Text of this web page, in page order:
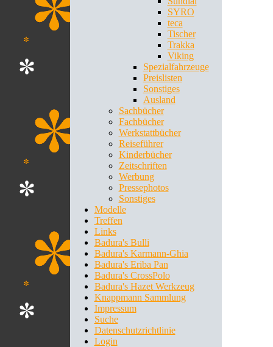
SYRO
teca
Tischer
Trakka
Viking
Spezialfahrzeuge
Preislisten
Sonstiges
Ausland
Sachbücher
Fachbücher
Werkstattbücher
Reiseführer
Kinderbücher
Zeitschriften
Werbung
Pressephotos
Sonstiges
Modelle
Treffen
Links
Badura's Bulli
Badura's Karmann-Ghia
Badura's Eriba Pan
Badura's CrossPolo
Badura's Hazet Werkzeug
Knappmann Sammlung
Impressum
Suche
Datenschutzrichtlinie
Login